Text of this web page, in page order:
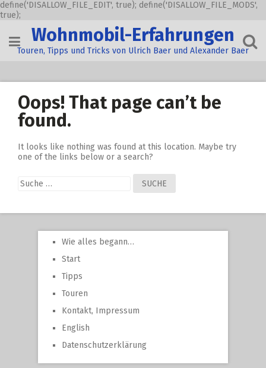
define('DISALLOW_FILE_EDIT', true); define('DISALLOW_FILE_MODS',
true);
content
Wohnmobil-Erfahrungen
Touren, Tipps und Tricks von Ulrich Baer und Alexander Baer
Oops! That page can’t be
found.
It looks like nothing was found at this location. Maybe try
one of the links below or a search?
Suche
nach:
Wie alles begann…
Start
Tipps
Touren
Kontakt, Impressum
English
Datenschutzerklärung